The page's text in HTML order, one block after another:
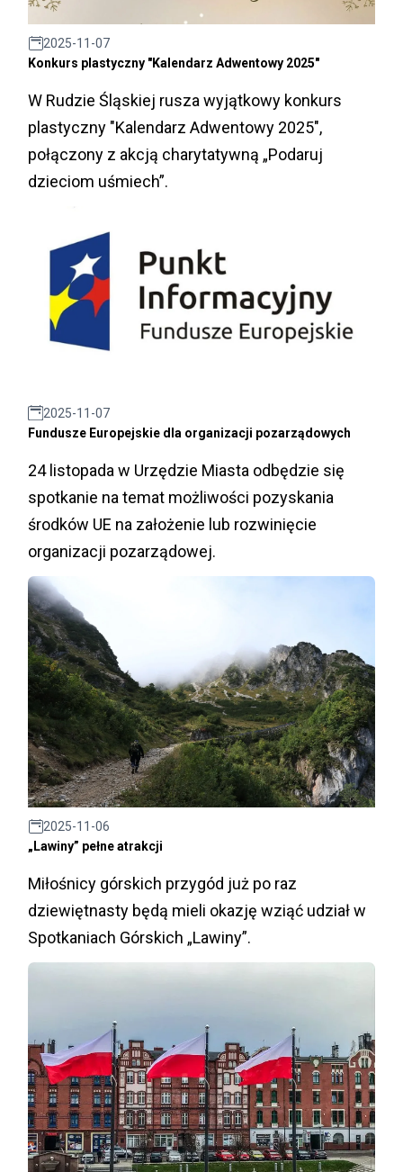
2025-11-07
Konkurs plastyczny "Kalendarz Adwentowy 2025"
W Rudzie Śląskiej rusza wyjątkowy konkurs
plastyczny "Kalendarz Adwentowy 2025",
połączony z akcją charytatywną „Podaruj
dzieciom uśmiech”.
2025-11-07
Fundusze Europejskie dla organizacji pozarządowych
24 listopada w Urzędzie Miasta odbędzie się
spotkanie na temat możliwości pozyskania
środków UE na założenie lub rozwinięcie
organizacji pozarządowej.
2025-11-06
„Lawiny” pełne atrakcji
Miłośnicy górskich przygód już po raz
dziewiętnasty będą mieli okazję wziąć udział w
Spotkaniach Górskich „Lawiny”.